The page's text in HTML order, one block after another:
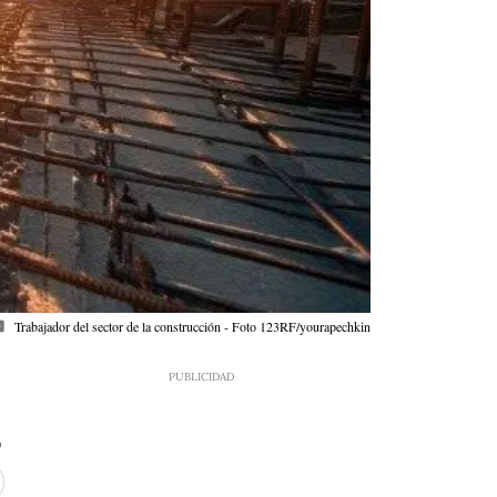
Trabajador del sector de la construcción - Foto 123RF/yourapechkin